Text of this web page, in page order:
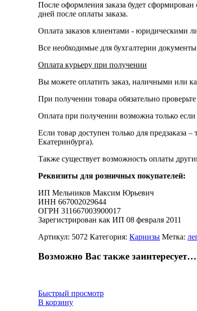
После оформления заказа будет
дней после оплаты заказа.
Оплата заказов клиентами - юридическими
Все необходимые для бухгалтерии
Оплата курьеру при получении
Вы можете оплатить заказ, наличными или
При получении товара обязательно
Оплата при получении возможна только
Если товар доступен только для предзаказа
Екатеринбурга).
Также существует возможность оплаты
Реквизиты для розничных покупателей:
ИП Мельников Максим Юрьевич
ИНН 667002029644
ОГРН 311667003900017
Зарегистрирован как ИП 08 февраля 2011
Артикул: 5072 Категория: Карнизы Метка:
Возможно Вас также заинтересует…
Быстрый просмотр
В корзину